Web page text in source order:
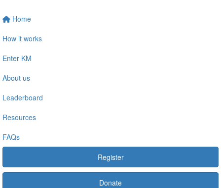
Home
How it works
Enter KM
About us
Leaderboard
Resources
FAQs
Register
Donate